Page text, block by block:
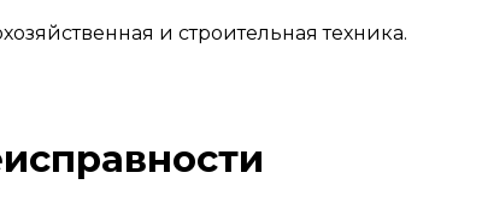
и строительная техника.